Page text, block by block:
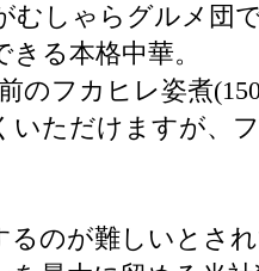
むしゃらグルメ団
る本格中華。
のフカヒレ姿煮
いただけますが、
のが難しいとさ